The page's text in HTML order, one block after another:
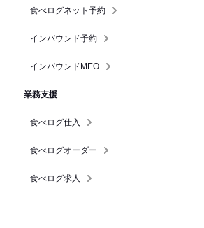
食べログネット予約
インバウンド予約
インバウンドMEO
業務支援
食べログ仕入
食べログオーダー
食べログ求人